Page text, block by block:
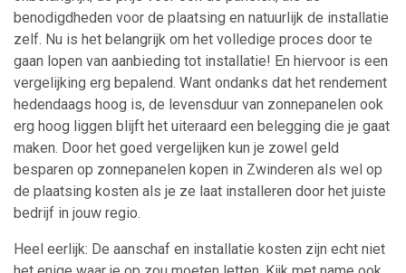
benodigdheden voor de plaatsing en natuurlijk de installatie
zelf. Nu is het belangrijk om het volledige proces door te
gaan lopen van aanbieding tot installatie! En hiervoor is een
vergelijking erg bepalend. Want ondanks dat het rendement
hedendaags hoog is, de levensduur van zonnepanelen ook
erg hoog liggen blijft het uiteraard een belegging die je gaat
maken. Door het goed vergelijken kun je zowel geld
besparen op zonnepanelen kopen in Zwinderen als wel op
de plaatsing kosten als je ze laat installeren door het juiste
bedrijf in jouw regio.
Heel eerlijk: De aanschaf en installatie kosten zijn echt niet